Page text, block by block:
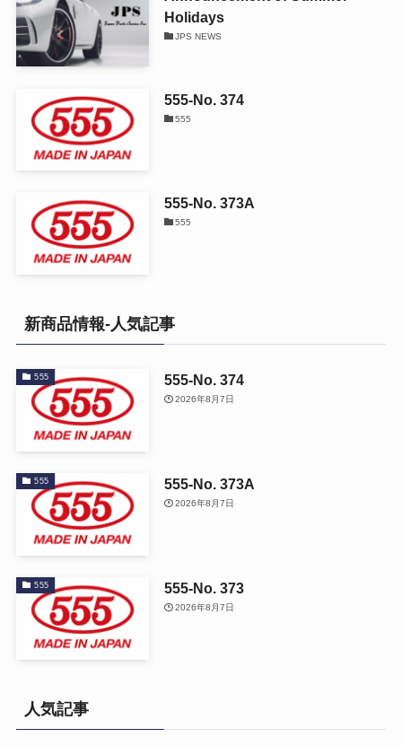
Holidays
JPS NEWS
555-No. 374
555
555-No. 373A
555
新商品情報-人気記事
555 555-No. 374
2026年8月7日
555 555-No. 373A
2026年8月7日
555 555-No. 373
2026年8月7日
人気記事